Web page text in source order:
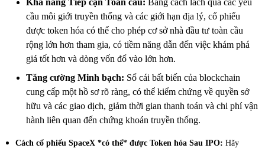
cầu môi giới truyền thống và các giới hạn địa lý, cổ phiếu
được token hóa có thể cho phép cơ sở nhà đầu tư toàn cầu
rộng lớn hơn tham gia, có tiềm năng dẫn đến việc khám phá
giá tốt hơn và dòng vốn đổ vào lớn hơn.
Tăng cường Minh bạch: Sổ cái bất biến của blockchain
cung cấp một hồ sơ rõ ràng, có thể kiểm chứng về quyền sở
hữu và các giao dịch, giảm thời gian thanh toán và chi phí vận
hành liên quan đến chứng khoán truyền thống.
Cách cổ phiếu SpaceX *có thể* được Token hóa Sau IPO: Hãy